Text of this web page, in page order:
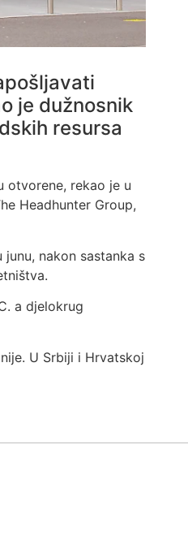
je dužnosnik
resursa
otvorene, rekao je u
Headhunter Group,
nakon sastanka s
a djelokrug
U Srbiji i Hrvatskoj